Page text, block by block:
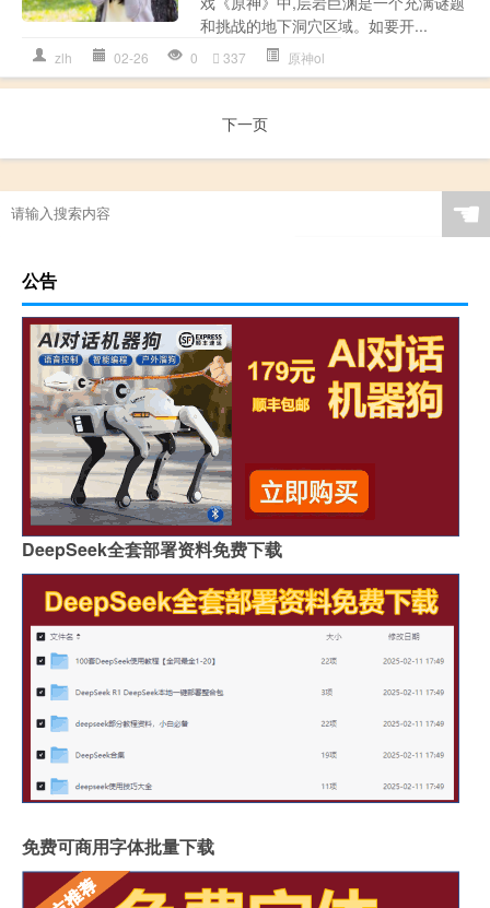
和挑战的地下洞穴区域。如要开...
zlh 02-26 0 337 原神ol
下一页
☚
公告
DeepSeek全套部署资料免费下载
免费可商用字体批量下载